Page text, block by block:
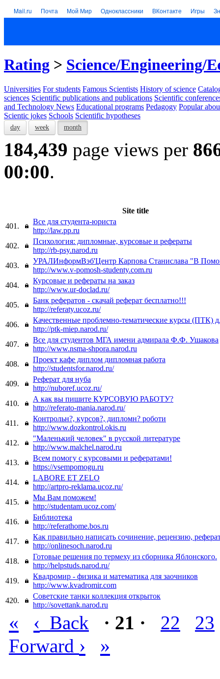
Mail.ru Почта Мой Мир Одноклассники ВКонтакте Игры
Rating > Science/Engineering/
Universities For students Famous Scientists History of science
sciences Scientific publications and publications Scientific
and Technology News Educational programs Pedagogy Popular
Scientic jokes Schools Scientific hypotheses
day week month
184,439 page views per
00:00.
Site title
401.
Все для студента-юриста
http://law.pp.ru
402.
Психология: дипломные, курсовые и рефераты
http://rb-psy.narod.ru
403.
УРАЛИнформВэб'Центр Карпова Станислава "В
http://www.v-pomosh-studenty.com.ru
404.
Курсовые и рефераты на заказ
http://www.ur-doclad.ru/
405.
Банк рефератов - скачай реферат бесплатно!!!
http://referaty.ucoz.ru/
406.
Качественные проблемно-тематические курсы
http://ptk-miep.narod.ru/
407.
Все для студентов МГА имени адмирала Ф.Ф. Ушакова
http://www.nsma-shpora.narod.ru
408.
Проект кафе диплом дипломная работа
http://studentsfor.narod.ru/
409.
Реферат для нуба
http://nuboref.ucoz.ru/
410.
А как вы пишите КУРСОВУЮ РАБОТУ?
http://referato-mania.narod.ru/
411.
Контрольн?, курсов?, дипломн? роботи
http://www.dozkontrol.okis.ru
412.
"Маленький человек" в русской литературе
http://www.malchel.narod.ru
413.
Всем помогу с курсовыми и рефератами!
https://vsempomogu.ru
414.
LABORE ET ZELO
http://artpro-reklama.ucoz.ru/
415.
Мы Вам поможем!
http://studentam.ucoz.com/
416.
Библиотека
http://referathome.bos.ru
417.
Как правильно написать сочинение, рецензию,
http://onlinesoch.narod.ru
418.
Готовые решения по термеху из сборника Яблонcкого.
http://helpstuds.narod.ru/
419.
Квадромир - физика и математика для заочников
http://www.kvadromir.com
420.
Советские танки коллекция открыток
http://sovettank.narod.ru
« ‹ Back · 21 · 22
23
Forward › »